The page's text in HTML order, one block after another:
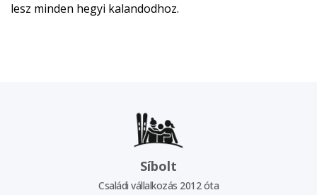
lesz minden hegyi kalandodhoz.
Síbolt
Családi vállalkozás 2012 óta